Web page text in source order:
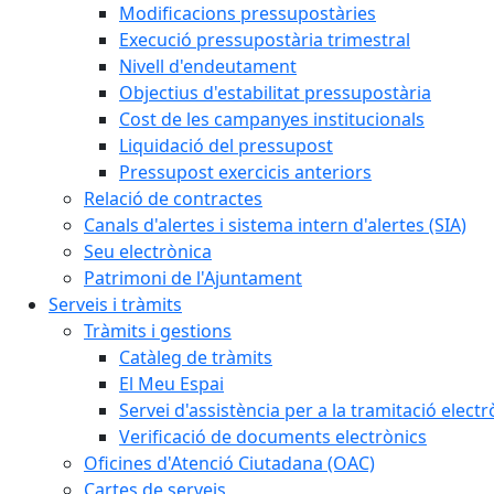
Modificacions pressupostàries
Execució pressupostària trimestral
Nivell d'endeutament
Objectius d'estabilitat pressupostària
Cost de les campanyes institucionals
Liquidació del pressupost
Pressupost exercicis anteriors
Relació de contractes
Canals d'alertes i sistema intern d'alertes (SIA)
Seu electrònica
Patrimoni de l'Ajuntament
Serveis i tràmits
Tràmits i gestions
Catàleg de tràmits
El Meu Espai
Servei d'assistència per a la tramitació
Verificació de documents electrònics
Oficines d'Atenció Ciutadana (OAC)